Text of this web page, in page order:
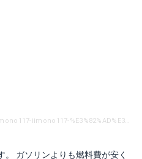
ガソリンよりも燃料費が安く